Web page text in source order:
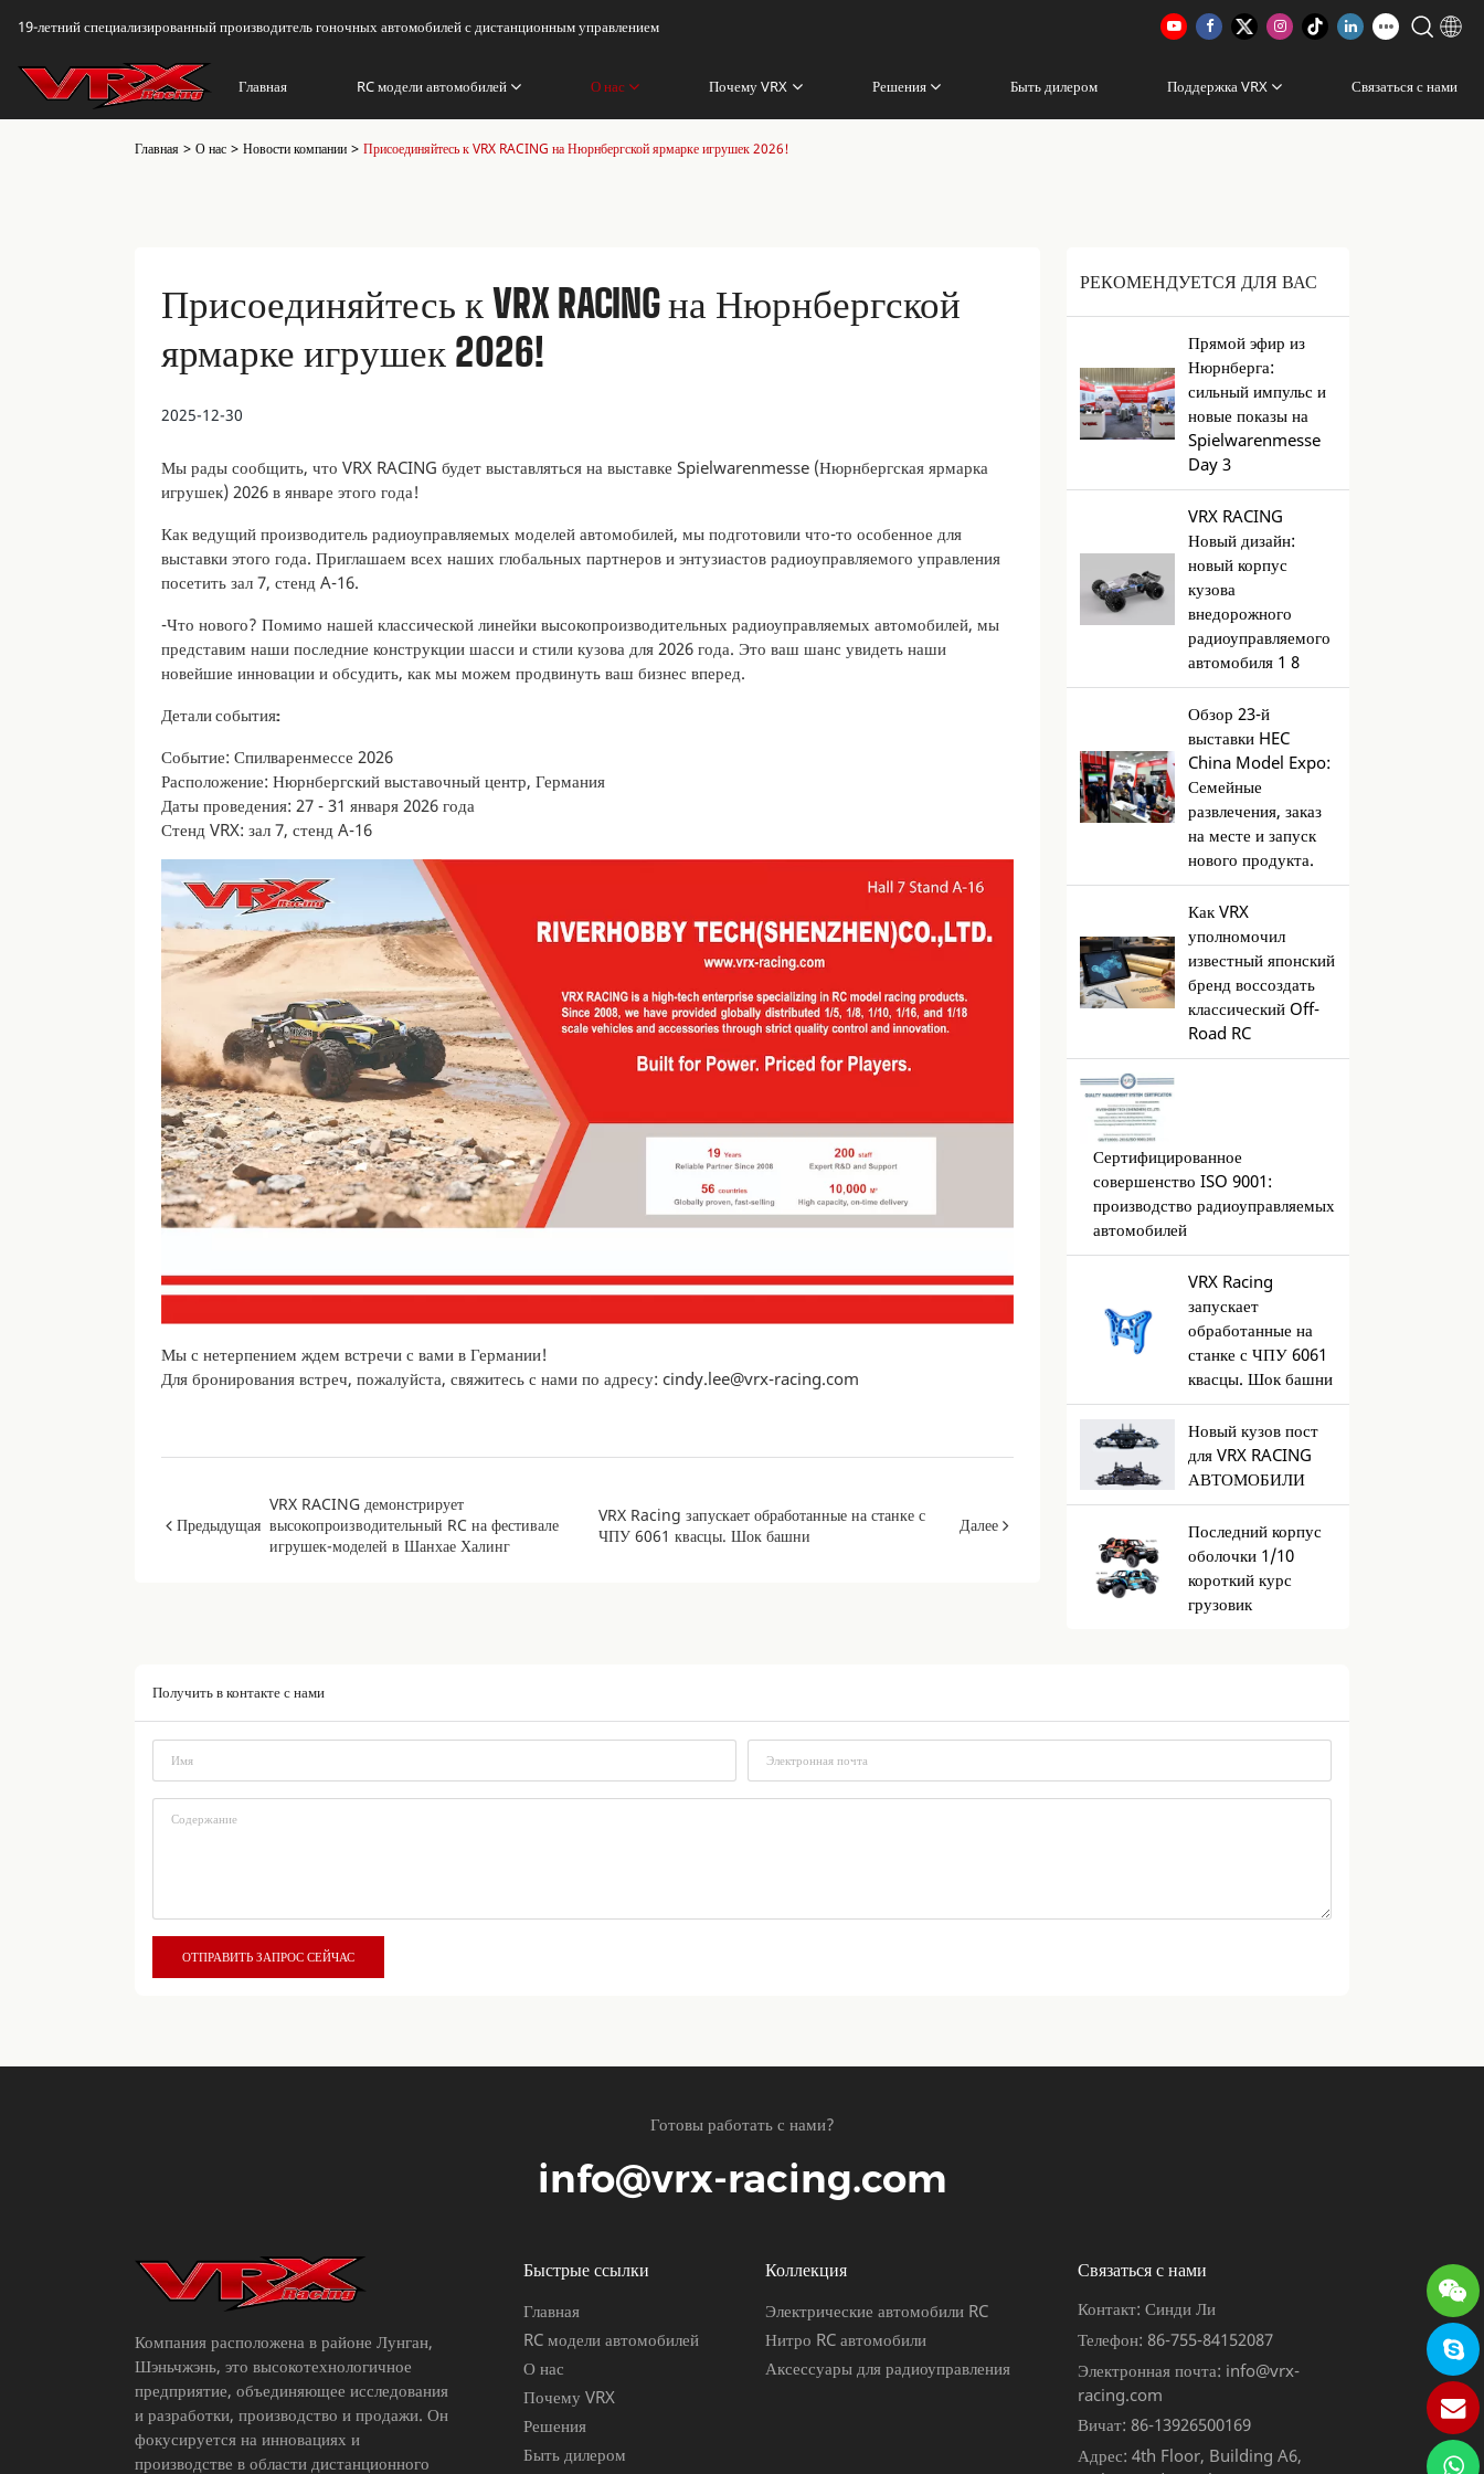
19-летний специализированный производитель гоночных автомобилей с дистанционным управлением
Главная RC модели автомобилей О нас Почему VRX Решения Быть дилером Поддержка VRX Связаться с нами
Главная О нас Новости компании Присоединяйтесь к VRX RACING на Нюрнбергской ярмарке игрушек 2026!
Присоединяйтесь к VRX RACING на Нюрнбергской
ярмарке игрушек 2026!
2025-12-30
Мы рады сообщить, что VRX RACING будет выставляться на выставке Spielwarenmesse (Нюрнбергская ярмарка
игрушек) 2026 в январе этого года!
Как ведущий производитель радиоуправляемых моделей автомобилей, мы подготовили что-то особенное для
выставки этого года. Приглашаем всех наших глобальных партнеров и энтузиастов радиоуправляемого управления
посетить зал 7, стенд A-16.
-Что нового? Помимо нашей классической линейки высокопроизводительных радиоуправляемых автомобилей, мы
представим наши последние конструкции шасси и стили кузова для 2026 года. Это ваш шанс увидеть наши
новейшие инновации и обсудить, как мы можем продвинуть ваш бизнес вперед.
Детали события:
Событие: Спилваренмессе 2026
Расположение: Нюрнбергский выставочный центр, Германия
Даты проведения: 27 - 31 января 2026 года
Стенд VRX: зал 7, стенд A-16
Мы с нетерпением ждем встречи с вами в Германии!
Для бронирования встреч, пожалуйста, свяжитесь с нами по адресу: cindy.lee@vrx-racing.com
Предыдущая
VRX RACING демонстрирует
высокопроизводительный RC на фестивале
игрушек-моделей в Шанхае Халинг
Далее
VRX Racing запускает обработанные на станке с
ЧПУ 6061 квасцы. Шок башни
РЕКОМЕНДУЕТСЯ ДЛЯ ВАС
Прямой эфир из
Нюрнберга:
сильный импульс и
новые показы на
Spielwarenmesse
Day 3
VRX RACING
Новый дизайн:
новый корпус
кузова
внедорожного
радиоуправляемого
автомобиля 1 8
Обзор 23-й
выставки HEC
China Model Expo:
Семейные
развлечения, заказ
на месте и запуск
нового продукта.
Как VRX
уполномочил
известный японский
бренд воссоздать
классический Off-
Road RC
Сертифицированное
совершенство ISO 9001:
производство радиоуправляемых
автомобилей
VRX Racing
запускает
обработанные на
станке с ЧПУ 6061
квасцы. Шок башни
Новый кузов пост
для VRX RACING
АВТОМОБИЛИ
Последний корпус
оболочки 1/10
короткий курс
грузовик
Получить в контакте с нами
ОТПРАВИТЬ ЗАПРОС СЕЙЧАС
Готовы работать с нами?
info@vrx-racing.com
Компания расположена в районе Лунган,
Шэньчжэнь, это высокотехнологичное
предприятие, объединяющее исследования
и разработки, производство и продажи. Он
фокусируется на инновациях и
производстве в области дистанционного
Быстрые ссылки
Главная
RC модели автомобилей
О нас
Почему VRX
Решения
Быть дилером
Коллекция
Электрические автомобили RC
Нитро RC автомобили
Аксессуары для радиоуправления
Связаться с нами
Контакт: Синди Ли
Телефон: 86-755-84152087
Электронная почта: info@vrx-
racing.com
Вичат: 86-13926500169
Адрес: 4th Floor, Building A6,